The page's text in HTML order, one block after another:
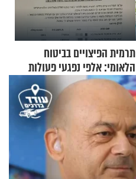
תרמית הפיצויים בביטוח
הלאומי: אלפי נפגעי פעולות
איבה קיבלו כספים במירמה